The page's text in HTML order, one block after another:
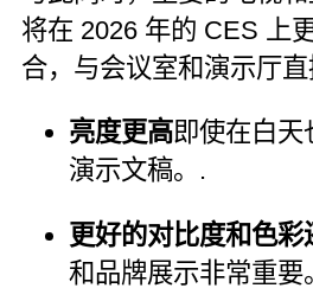
将在 2026 年的 CES 上
合，与会议室和演示厅直
亮度更高即使在白天
演示文稿。.
更好的对比度和色彩
和品牌展示非常重要